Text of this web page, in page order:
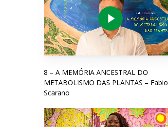
Play Video
8 – A MEMÓRIA ANCESTRAL DO
METABOLISMO DAS PLANTAS – Fabio
Scarano